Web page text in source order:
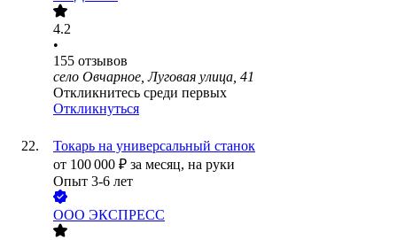
4.2
•
155 отзывов
село Овчарное, Луговая улица, 41
Откликнитесь среди первых
Откликнуться
Токарь на универсальный станок
от 100 000 ₽ за месяц, на руки
Опыт 3-6 лет
ООО ЭКСПРЕСС